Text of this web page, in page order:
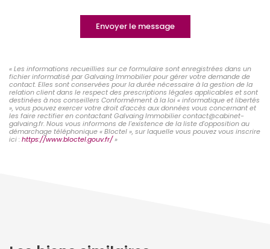
Envoyer le message
« Les informations recueillies sur ce formulaire sont enregistrées dans un
fichier informatisé par Galvaing Immobilier pour gérer votre demande de
contact. Elles sont conservées pour la durée nécessaire à la gestion de la
relation client dans le respect des prescriptions légales applicables et sont
destinées à nos conseillers Conformément à la loi « informatique et libertés
», vous pouvez exercer votre droit d'accès aux données vous concernant et
les faire rectifier en contactant Galvaing Immobilier contact@cabinet-
galvaing.fr. Nous vous informons de l'existence de la liste d'opposition au
démarchage téléphonique « Bloctel », sur laquelle vous pouvez vous inscrire
ici : https://www.bloctel.gouv.fr/»